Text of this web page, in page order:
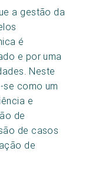
a gestão da
é
e por uma
Neste
como um
e
de
de casos
de